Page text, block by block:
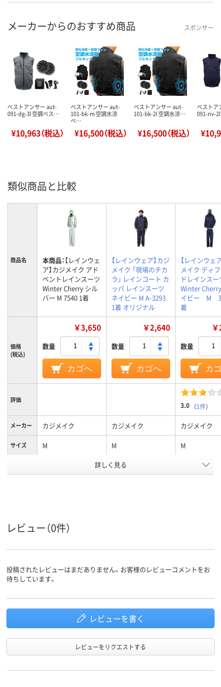
メーカーからのおすすめ商品 スポンサー
ベストアンサー aut-
091-dg-3l 空調ベス…
¥10,963（税込）
ベストアンサー aut-
101-bk-m 空調水涼
ベ…
¥16,500（税込）
ベストアンサー aut-
101-bk-2l 空調水涼…
¥16,500（税込）
ベストア
091-nv-
類似商品と比較
商品名 本商品：【レインウェ
ア】カジメイク アド
ベントレインスーツ
Winter Cherry シル
バー M 7540 1着
【レインウェア】カジ
メイク 「現場のチカ
ラ」 レインコート カ
ッパ レインスーツ
ネイビー M A-3293
1着 オリジナル
【レインウェ
メイク ディ
ドレインスー
Winter
イビー M
着
価格
(税込)
￥3,650
数量
カゴへ
￥2,640
数量
カゴへ
数量
カ
評価
3.0 （1件）
メーカー カジメイク カジメイク カジメイク
サイズ M M M
10
詳しく見る
レビュー（0件）
投稿されたレビューはまだありません。お客様のレビューコメントをお
待ちしています。
レビューを書く
レビューをリクエストする